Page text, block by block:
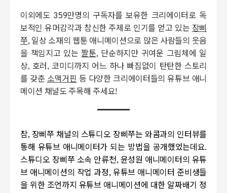
이외에도 359만명의 구독자를 보유한 크리에이터로 독
보적인 유머감각과 참신한 주제로 인기를 얻고 있는장삐
쭈, 일상 소재의 웹툰 애니메이션으로 많은 사람들의 웃음
을 책임지고 있는짤툰, 단순하지만 귀여운 그림체에 일
상, 호러, 코미디까지 어느 하나 빠짐없이 탄탄한 스토리
를 갖춘소맥거핀등 다양한 크리에이터들의 유튜브 애니
메이션 채널도 주목해 주세요!
참, 장삐쭈 채널의 스튜디오 장삐쭈는 와콤과의 인터뷰를
통해 유튜브 애니메이터가 되는 방법을 공개했었는데요.
스튜디오 장삐쭈 소속 안류천, 윤성원 애니메이터의 유튜
브 애니메이션의 작업 과정, 유튜브 애니메이터 준비생들
을 위한 조언까지 유튜브 애니메이션에 대한 알짜배기 정